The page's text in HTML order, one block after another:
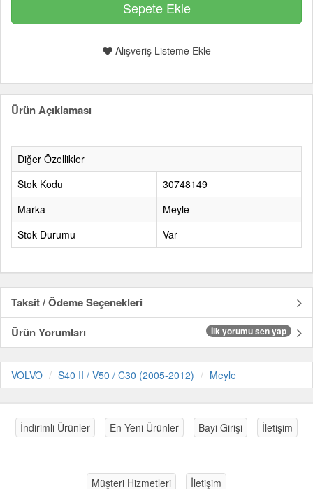
Alışveriş Listeme Ekle
Ürün Açıklaması
Diğer Özellikler
Stok Kodu
30748149
Marka
Meyle
Stok Durumu
Var
Taksit / Ödeme Seçenekleri
Ürün Yorumları
İlk yorumu sen yap
VOLVO S40 II / V50 / C30 (2005-2012) Meyle
İndirimli Ürünler En Yeni Ürünler Bayi Girişi İletişim
Müşteri Hizmetleri İletişim